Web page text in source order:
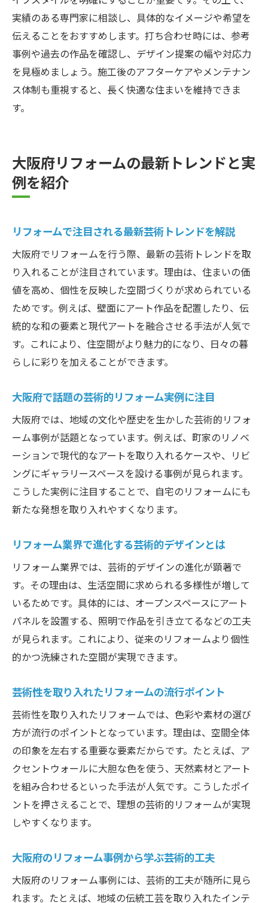
実績のある専門家に相談し、具体的なイメージや希望を
伝えることをおすすめします。打ち合わせ時には、参考
事例や過去の作品を確認し、デザイン提案の幅や対応力
を見極めましょう。施工後のアフターケアやメンテナン
ス体制も重視すると、長く快適な住まいを維持できま
す。
大阪府リフォームの最新トレンドと実
例を紹介
リフォームで注目される最新芸術トレンドを解説
大阪府でリフォームを行う際、最新の芸術トレンドを取
り入れることが注目されています。理由は、住まいの価
値を高め、個性を反映した空間づくりが求められている
ためです。例えば、壁面にアート作品を配置したり、伝
統的な和の要素と現代アートを融合させる手法が人気で
す。これにより、住空間がより魅力的になり、日々の暮
らしに彩りを加えることができます。
大阪府で話題の芸術的リフォーム実例に注目
大阪府では、地域の文化や歴史を生かした芸術的リフォ
ーム事例が話題となっています。例えば、町家のリノベ
ーションで現代的なアートを取り入れるケースや、リビ
ングにギャラリースペースを設ける事例が見られます。
こうした実例に注目することで、自宅のリフォームにも
新たな発想を取り入れやすくなります。
リフォーム業界で進化する芸術的デザインとは
リフォーム業界では、芸術的デザインの進化が顕著で
す。その理由は、生活空間に求められる多様性が増して
いるためです。具体的には、オープンスペースにアート
パネルを設置する、照明で作品を引き立てるなどの工夫
が見られます。これにより、従来のリフォームより個性
的かつ洗練された空間が実現できます。
芸術性を取り入れたリフォームの流行ポイント
芸術性を取り入れたリフォームでは、色彩や素材の選び
方が流行のポイントとなっています。理由は、空間全体
の印象を左右する重要な要素だからです。たとえば、ア
クセントウォールに大胆な色を使う、天然素材とアート
を組み合わせるといった手法が人気です。こうしたポイ
ントを押さえることで、理想の芸術的リフォームが実現
しやすくなります。
大阪府のリフォーム事例から学ぶ芸術的工夫
大阪府のリフォーム事例には、芸術的工夫が随所に見ら
れます。たとえば、地域の伝統工芸を取り入れたインテ